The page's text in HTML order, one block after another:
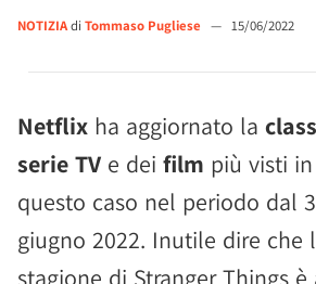
NOTIZIAdi Tommaso Pugliese — 15/06/2022
Netflix ha aggiornato la
serie TV e dei film più visti
questo caso nel periodo dal
giugno 2022. Inutile dire che
stagione di Stranger Things è